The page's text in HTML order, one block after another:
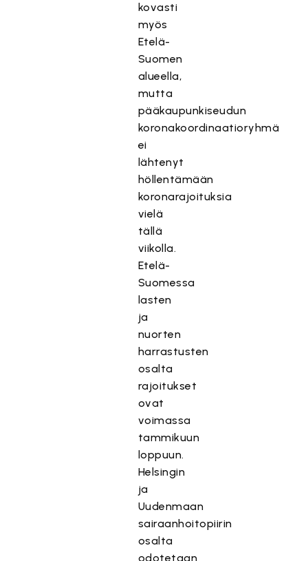
kovasti
myös
Etelä-
Suomen
alueella,
mutta
pääkaupunkiseudun
koronakoordinaatioryhmä
ei
lähtenyt
höllentämään
koronarajoituksia
vielä
tällä
viikolla.
Etelä-
Suomessa
lasten
ja
nuorten
harrastusten
osalta
rajoitukset
ovat
voimassa
tammikuun
loppuun.
Helsingin
ja
Uudenmaan
sairaanhoitopiirin
osalta
odotetaan